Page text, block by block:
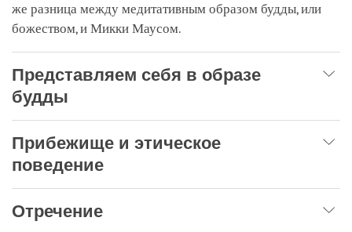
же разница между медитативным образом будды, или
божеством, и Микки Маусом.
Представляем себя в образе
будды
Прибежище и этическое
поведение
Отречение